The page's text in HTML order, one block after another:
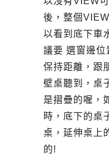
後，整個
以看到底下車
議要 選窗邊位
保持距離，跟
壁桌聽到，桌
是摺疊的喔，
時，底下的桌
桌，延伸桌上
的!